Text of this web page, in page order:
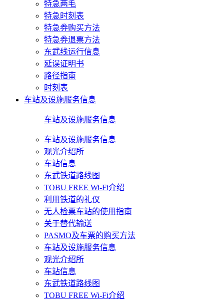
特急两毛
特急时刻表
特急券购买方法
特急券退票方法
东武线运行信息
延误证明书
路径指南
时刻表
车站及设施服务信息
车站及设施服务信息
车站及设施服务信息
观光介绍所
车站信息
东武铁道路线图
TOBU FREE Wi-Fi介绍
利用铁道的礼仪
无人检票车站的使用指南
关于替代输送
PASMO及车票的购买方法
车站及设施服务信息
观光介绍所
车站信息
东武铁道路线图
TOBU FREE Wi-Fi介绍